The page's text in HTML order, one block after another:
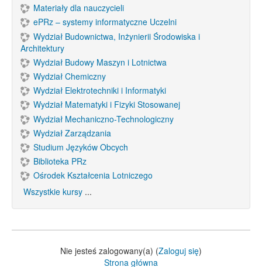
Materiały dla nauczycieli
ePRz – systemy informatyczne Uczelni
Wydział Budownictwa, Inżynierii Środowiska i
Architektury
Wydział Budowy Maszyn i Lotnictwa
Wydział Chemiczny
Wydział Elektrotechniki i Informatyki
Wydział Matematyki i Fizyki Stosowanej
Wydział Mechaniczno-Technologiczny
Wydział Zarządzania
Studium Języków Obcych
Biblioteka PRz
Ośrodek Kształcenia Lotniczego
Wszystkie kursy ...
Nie jesteś zalogowany(a) (Zaloguj się)
Strona główna